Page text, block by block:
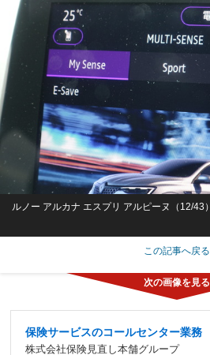
ルノー アルカナ エスプリ アルピーヌ（12/43）
この記事へ戻る
保険サービスのコールセンター業務
株式会社保険見直し本舗グループ